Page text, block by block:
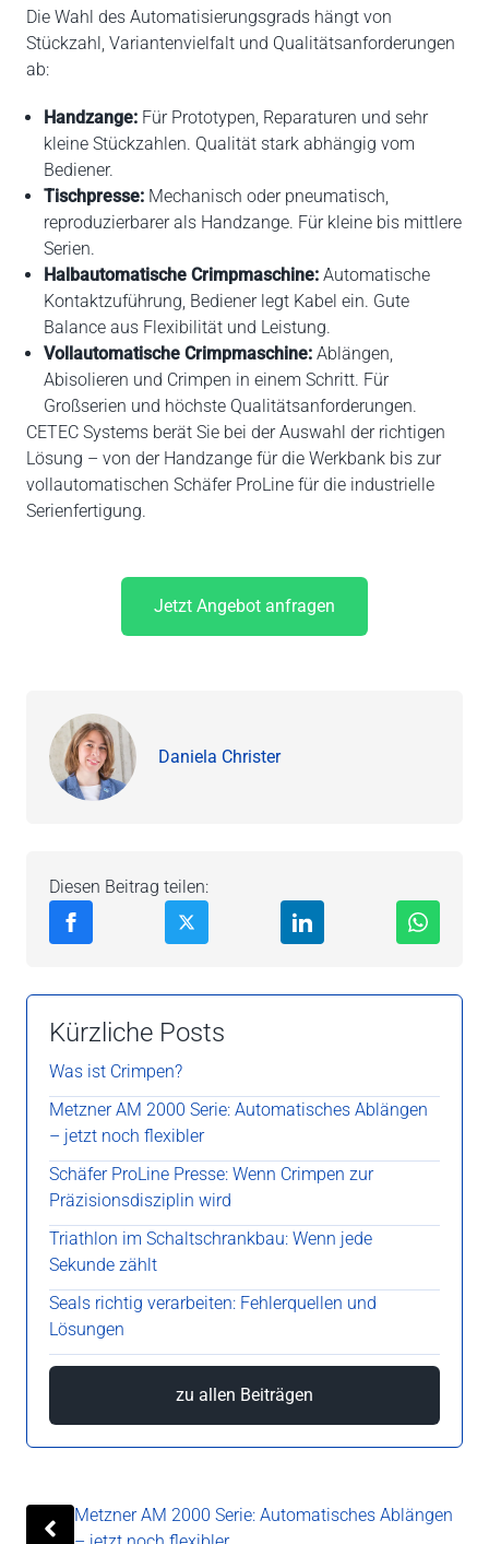
Die Wahl des Automatisierungsgrads hängt von
Stückzahl, Variantenvielfalt und Qualitätsanforderungen
ab:
Handzange: Für Prototypen, Reparaturen und sehr
kleine Stückzahlen. Qualität stark abhängig vom
Bediener.
Tischpresse: Mechanisch oder pneumatisch,
reproduzierbarer als Handzange. Für kleine bis mittlere
Serien.
Halbautomatische Crimpmaschine: Automatische
Kontaktzuführung, Bediener legt Kabel ein. Gute
Balance aus Flexibilität und Leistung.
Vollautomatische Crimpmaschine: Ablängen,
Abisolieren und Crimpen in einem Schritt. Für
Großserien und höchste Qualitätsanforderungen.
CETEC Systems berät Sie bei der Auswahl der richtigen
Lösung – von der Handzange für die Werkbank bis zur
vollautomatischen Schäfer ProLine für die industrielle
Serienfertigung.
Jetzt Angebot anfragen
Kürzliche Posts
Was ist Crimpen?
Metzner AM 2000 Serie: Automatisches Ablängen
– jetzt noch flexibler
Schäfer ProLine Presse: Wenn Crimpen zur
Präzisionsdisziplin wird
Triathlon im Schaltschrankbau: Wenn jede
Sekunde zählt
Seals richtig verarbeiten: Fehlerquellen und
Lösungen
zu allen Beiträgen
Daniela Christer
Diesen Beitrag teilen:
Metzner AM 2000 Serie: Automatisches Ablängen